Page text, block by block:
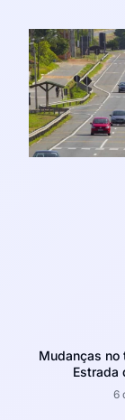
Mudanças no
Estrada
6